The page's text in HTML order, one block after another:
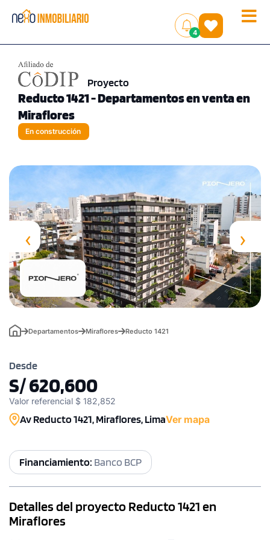
Toggle
4
()
Proyecto
Reducto 1421 - Departamentos en venta en
Miraflores
En construcción
‹ ›
Departamentos Miraflores Reducto 1421
Desde
S/ 620,600
Valor referencial $ 182,852
Av Reducto 1421, Miraflores, LimaVer mapa
Financiamiento: Banco BCP
Detalles del proyecto Reducto 1421 en
Miraflores